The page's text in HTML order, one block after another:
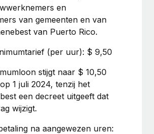
arbeidsvoorwaarden
van Remote: Gusto- en Xero-
Contractor Management Plus
van Remote om alle soorten bedrijven
en
van gemeenten en van
van Puerto Rico.
(per uur): $ 9,50
stijgt naar $ 10,50
1 juli 2024, tenzij het
een decreet uitgeeft dat
wijzigt.
na aangewezen uren: